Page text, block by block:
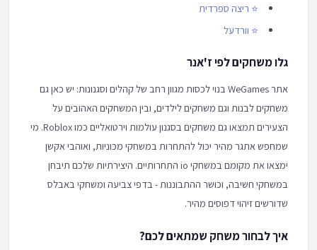
⭐ ריצה ספרדית
⭐ וורדעל
גלו משחקים לפי ז'אנר
אתר WeGames בנוי לכסות מגוון רחב של קהלים וסגנונות: יש כאן גם
משחקים לבנות וגם משחקים לילדים, ובין המשחקים האהובים על
הצעירים תמצאו גם משחקים בסגנון עולמות וירטואליים כמו Roblox. מי
שמחפש אתגר מהיר יכול להתחרות במשחקי מכוניות, ואוהבי אקשן
ימצאו את מקומם במשחקי io התחרותיים. היצירתיות שלכם תיבחן
במשחקי חשיבה, וכושר ההתבוננות - בדפי צביעה ומשחקי באבלס
שדורשים זיהוי דפוסים מהיר.
איך לבחור משחק שמתאים לכם?